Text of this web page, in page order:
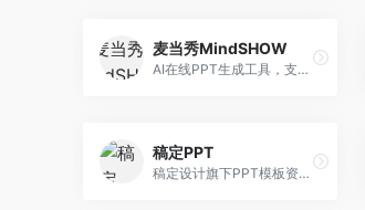
麦当秀MindSHOW
AI在线PPT生成工具，支持思维导图转PPT。面向职场人士，提供思维导图导入、PPT生成、模板选择等服务，思维导图转PPT效率高。
稿定PPT
稿定设计旗下PPT模板资源库，整合AI生成功能。面向设计师和职场人士，提供海量PPT模板、AI内容生成等服务，模板质量高。